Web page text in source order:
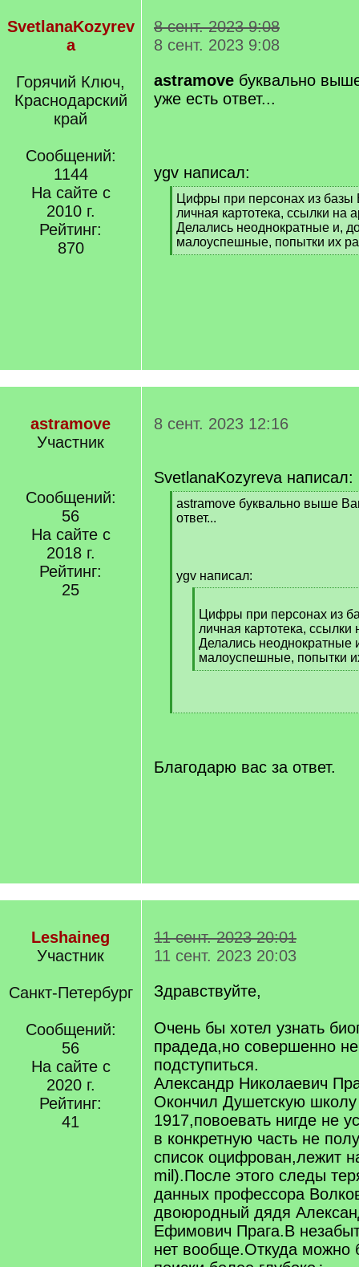
SvetlanaKozyrev
a
Горячий Ключ,
Краснодарский
край
Сообщений:
1144
На сайте с
2010 г.
Рейтинг:
870
8 сент. 2023 9:08
8 сент. 2023 9:08
astramove буквально
уже есть ответ...
ygv написал:
[
q
]
Цифры при персонах из базы
личная картотека, ссылки на
Делались неоднократные и,
малоуспешные, попытки их
[
astramove
Участник
Сообщений:
56
На сайте с
2018 г.
Рейтинг:
25
8 сент. 2023 12:16
SvetlanaKozyreva написал:
[
q
astramove буквально выше
ответ...
ygv написал:
q
]
Цифры при персонах из
личная картотека,
Делались неоднократные
малоуспешные, попытки
[
]
[
Благодарю вас за ответ.
Leshaineg
Участник
Санкт-Петербург
Сообщений:
56
На сайте с
2020 г.
Рейтинг:
41
11 сент. 2023 20:01
11 сент. 2023 20:03
Здравствуйте,
Очень бы хотел узнать
прадеда,но совершенно
подступиться.
Александр Николаевич
Окончил Душетскую
1917,повоевать нигде не
в конкретную часть не
список оцифрован,лежит
mil).После этого следы
данных профессора
двоюродный дядя
Ефимович Прага.В
нет вообще.Откуда можно